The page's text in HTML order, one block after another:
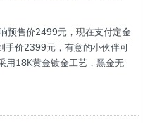
预售价2499元，现在支付定金
手价2399元，有意的小伙伴可
用18K黄金镀金工艺，黑金无